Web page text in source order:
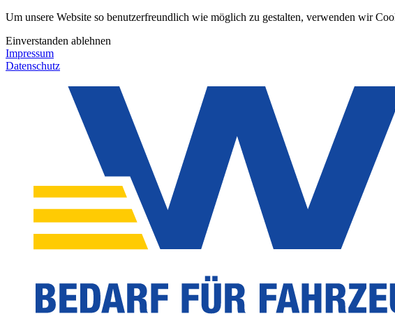
Um unsere Website so benutzerfreundlich wie möglich zu gestalten, verwenden wir
Einverstanden ablehnen
Impressum
Datenschutz